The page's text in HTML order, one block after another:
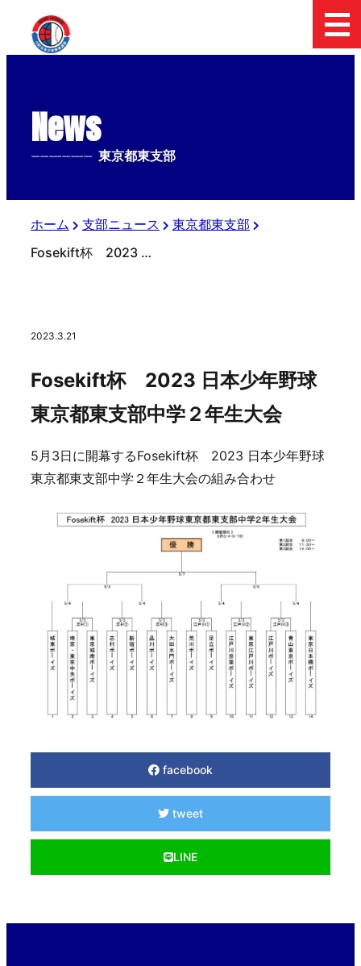
News
-------------- 東京都東支部
ホーム 支部ニュース
東京都東支部
Fosekift杯 2023 日本少年野球東京都東支部中学２年生大会
2023.3.21
Fosekift杯 2023 日本少年野球
東京都東支部中学２年生大会
5月3日に開幕するFosekift杯 2023 日本少年野球
東京都東支部中学２年生大会の組み合わせ
facebook
tweet
LINE